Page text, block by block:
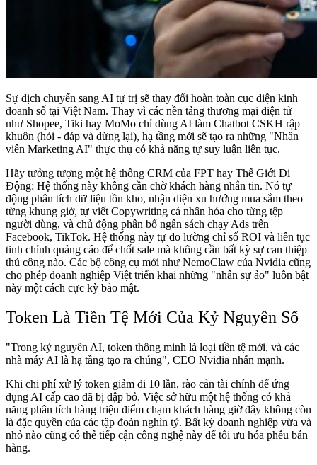
Sự dịch chuyển sang AI tự trị sẽ thay đổi hoàn toàn cục diện kinh
doanh số tại Việt Nam. Thay vì các nền tảng thương mại điện tử
như Shopee, Tiki hay MoMo chỉ dùng AI làm Chatbot CSKH rập
khuôn (hỏi - đáp và dừng lại), hạ tầng mới sẽ tạo ra những "Nhân
viên Marketing AI" thực thụ có khả năng tự suy luận liên tục.
Hãy tưởng tượng một hệ thống CRM của FPT hay Thế Giới Di
Động: Hệ thống này không cần chờ khách hàng nhắn tin. Nó tự
động phân tích dữ liệu tồn kho, nhận diện xu hướng mua sắm theo
từng khung giờ, tự viết Copywriting cá nhân hóa cho từng tệp
người dùng, và chủ động phân bổ ngân sách chạy Ads trên
Facebook, TikTok. Hệ thống này tự đo lường chỉ số ROI và liên tục
tinh chỉnh quảng cáo để chốt sale mà không cần bất kỳ sự can thiệp
thủ công nào. Các bộ công cụ mới như NemoClaw của Nvidia cũng
cho phép doanh nghiệp Việt triển khai những "nhân sự ảo" luôn bật
này một cách cực kỳ bảo mật.
Token Là Tiền Tệ Mới Của Kỷ Nguyên Số
"Trong kỷ nguyên AI, token thông minh là loại tiền tệ mới, và các
nhà máy AI là hạ tầng tạo ra chúng", CEO Nvidia nhấn mạnh.
Khi chi phí xử lý token giảm đi 10 lần, rào cản tài chính để ứng
dụng AI cấp cao đã bị đập bỏ. Việc sở hữu một hệ thống có khả
năng phân tích hàng triệu điểm chạm khách hàng giờ đây không còn
là đặc quyền của các tập đoàn nghìn tỷ. Bất kỳ doanh nghiệp vừa và
nhỏ nào cũng có thể tiếp cận công nghệ này để tối ưu hóa phễu bán
hàng.